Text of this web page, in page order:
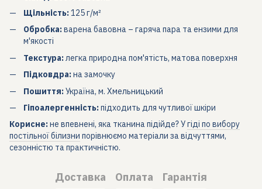
Щільність:125 г/м²
Обробка:варена бавовна – гаряча пара та ензими для
м'якості
Текстура:легка природна пом'ятість, матова поверхня
Підковдра:на замочку
Пошиття:Україна, м. Хмельницький
Гіпоалергенність:підходить для чутливої шкіри
Корисне:не впевнені, яка тканина підійде? Угіді по вибору
постільної білизни порівнюємо матеріали за відчуттями,
сезонністю та практичністю.
Доставка Оплата Гарантія